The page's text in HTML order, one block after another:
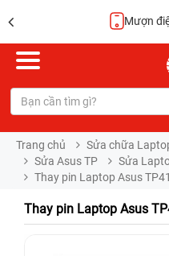
Mượn
Trang chủ Sửa chữa
Sửa Asus TP
Sửa
Thay pin Laptop Asus
Thay pin Laptop Asus